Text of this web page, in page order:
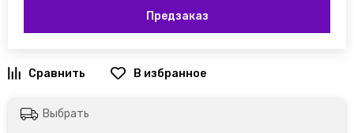
Предзаказ
Выбрать